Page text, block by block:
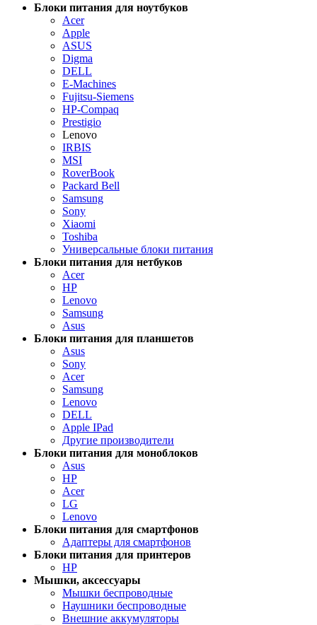
Блоки питания для ноутбуков
Acer
Apple
ASUS
Digma
DELL
E-Machines
Fujitsu-Siemens
HP-Compaq
Prestigio
Lenovo
IRBIS
MSI
RoverBook
Packard Bell
Samsung
Sony
Xiaomi
Toshiba
Универсальные блоки питания
Блоки питания для нетбуков
Acer
HP
Lenovo
Samsung
Asus
Блоки питания для планшетов
Asus
Sony
Acer
Samsung
Lenovo
DELL
Apple IPad
Другие производители
Блоки питания для моноблоков
Asus
HP
Acer
LG
Lenovo
Блоки питания для смартфонов
Адаптеры для смартфонов
Блоки питания для принтеров
HP
Мышки, аксессуары
Мышки беспроводные
Наушники беспроводные
Внешние аккумуляторы